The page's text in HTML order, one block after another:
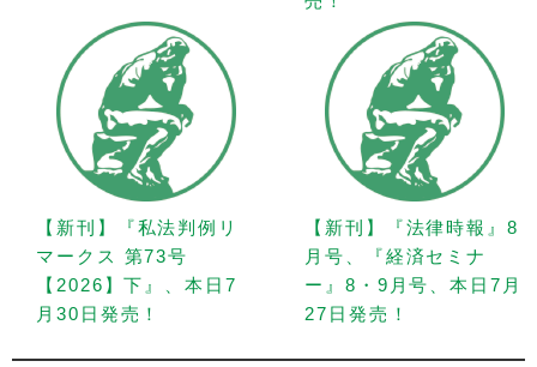
【新刊】『私法判例リ
マークス 第73号
【2026】下』、本日7
月30日発売！
【新刊】『法律時報』8
月号、『経済セミナ
ー』8・9月号、本日7月
27日発売！